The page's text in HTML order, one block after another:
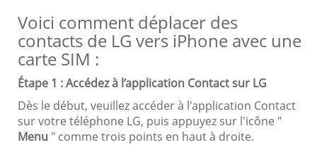
Voici comment déplacer des
contacts de LG vers iPhone avec une
carte SIM :
Étape 1 : Accédez à l’application Contact sur LG
Dès le début, veuillez accéder à l'application Contact
sur votre téléphone LG, puis appuyez sur l'icône "
Menu " comme trois points en haut à droite.